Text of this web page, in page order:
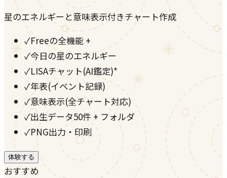
星のエネルギーと意味表示付きチャート作成
✓Freeの全機能 +
✓今日の星のエネルギー
✓LISAチャット(AI鑑定)*
✓年表(イベント記録)
✓意味表示(全チャート対応)
✓出生データ50件 + フォルダ
✓PNG出力・印刷
体験する
おすすめ